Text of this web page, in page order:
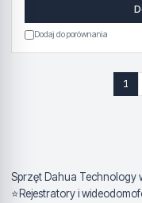
Dodaj do porównania
1
Sprzęt Dahua Technology
⭐Rejestratory i